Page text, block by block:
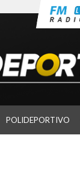
POLIDEPORTIVO